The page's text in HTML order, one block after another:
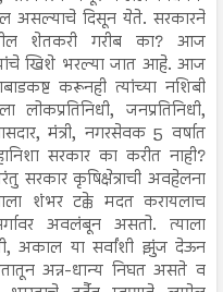
असल्याचे दिसून येते. सरकारने
शेतकरी गरीब का? आज
खिशे भरल्या जात आहे. आज
करूनही त्यांच्या नशिबी
जनप्रतिनिधी,
मंत्री, नगरसेवक 5 वर्षात
सरकार का करीत नाही?
सरकार कृषिक्षेत्राची अवहेलना
शंभर टक्के मदत करायलाच
अवलंबून असतो. त्याला
अकाल या सर्वांशी झुंज देऊन
अन्न-धान्य निघत असते व